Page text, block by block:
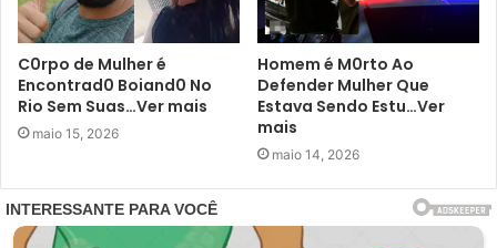
C0rpo de Mulher é
Encontrad0 Boiand0 No
Rio Sem Suas…Ver mais
maio 15, 2026
Homem é M0rto Ao
Defender Mulher Que
Estava Sendo Estu…Ver
mais
maio 14, 2026